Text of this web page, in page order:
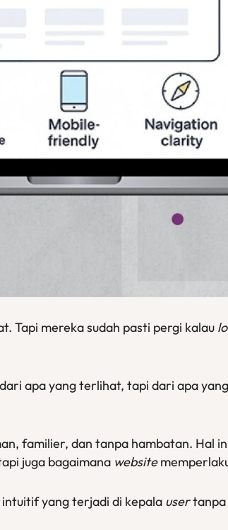
Tapi mereka sudah pasti pergi kalau
apa yang terlihat, tapi dari apa
familier, dan tanpa hambatan. Hal
juga bagaimana website
intuitif yang terjadi di kepala usertanpa